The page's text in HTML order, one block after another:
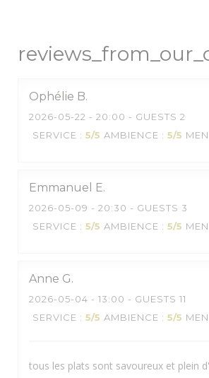
Ophélie B
2026-05-22 - 20:00 - GUESTS 2
SERVICE : 5/5 AMBIENCE : 5/5
Emmanuel E
2026-05-09 - 20:30 - GUESTS 3
SERVICE : 5/5 AMBIENCE : 5/5
Anne G
2026-05-04 - 13:00 - GUESTS 11
SERVICE : 5/5 AMBIENCE : 5/5
tous les plats sont savoureux et plein